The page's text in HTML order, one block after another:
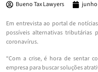
Bueno Tax Lawyers junho
Em entrevista ao portal de
possíveis alternativas tributárias
coronavírus.
“Com a crise, é hora de sentar
empresa para buscar soluções